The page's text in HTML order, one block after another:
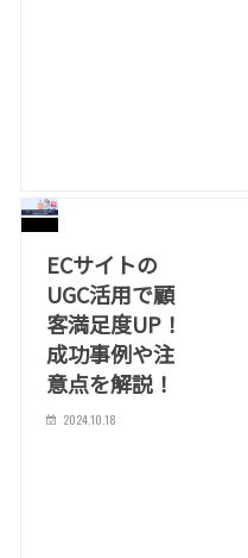
ECサイトの
UGC活用で顧
客満足度UP！
成功事例や注
意点を解説！
2024.10.18